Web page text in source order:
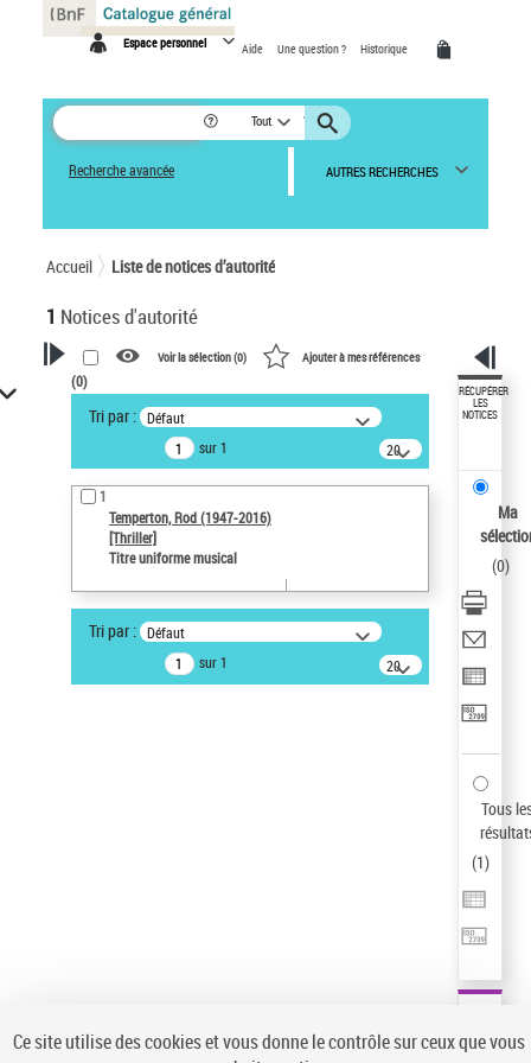
Espace personnel Aide Une question ? Historique
Tout
Recherche avancée AUTRES RECHERCHES
Accueil Liste de notices d’autorité
1 Notices d'autorité
VOTRE RECHERCHE
Recherche avancée dans les
notices d’autorité
Œuvres liées à l'auteur :
Temperton, Rod (1947-2016)
Sauvegarder votre recherche
AFFINER
Type de notice d'autorité
Voir la sélection (0) Ajouter à mes références
(0)
Tri par : Défaut
sur 1
20
résultats/page
1
Temperton, Rod (1947-2016)
[Thriller]
Titre uniforme musical
Tri par : Défaut
sur 1
20
résultats/page
RÉCUPÉRER
LES
NOTICES
Ma
(0)
Tous
(1)
Panneau de gestion des cookies
Ce site utilise des cookies et vous donne le contrôle sur ceux que vous